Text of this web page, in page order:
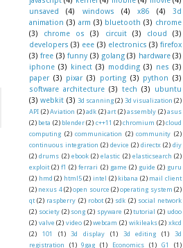
unsaved
(4) windows (4) x86 (4)
3d
animation (3) arm (3) bluetooth (3) chrome
(3)
chrome os (3) circuit (3) cloud
(3)
developers (3) eee (3) electronics (3) firefox
(3) free (3) funny (3) golang (3) hardware (3)
iphone (3) kinect (3) modding (3) nes (3)
paper (3) pixar (3) porting (3) python (3)
software architecture (3) tech (3)
ubuntu
(3) webkit (3) 3d scanning (2) 3d visualization (2)
API (2) Aviation (2) adk (2) art (2) assembly (2) asus
(2) beta (2) blender (2) c++11 (2) chromium (2) cloud
computing (2) communication (2) community (2)
continuous integration (2) device (2) directx (2) diy
(2) drums (2) ebook (2) elastic (2) elasticsearch (2)
exploit (2) f1 (2) ferrari (2) game (2) guide (2) guru
(2) hmd (2) html5 (2) intel (2) kibana (2) mail client
(2) nexus 4 (2) open source (2) operating system (2)
qt (2) raspberry (2) robot (2) sdk (2) social network
(2) society (2) song (2) spyware (2) tutorial (2) udoo
(2) valve (2) video (2) webcam (2) wikileaks (2) xkcd
(2)
101 (1) 3d display (1) 3d editing (1)
3d
registration
(1) 9gag (1) Economics (1) G1
(1)